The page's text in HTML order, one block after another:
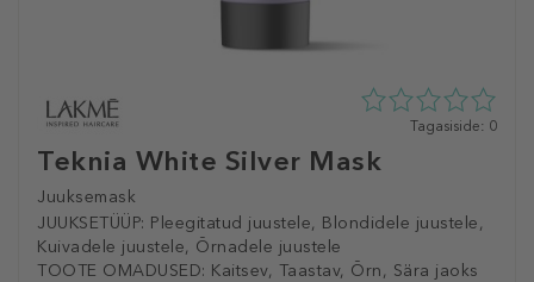
Teknia White Silver Mask
Juuksemask
JUUKSETÜÜP: Pleegitatud juustele, Blondidele juustele,
Kuivadele juustele, Õrnadele juustele
TOOTE OMADUSED: Kaitsev, Taastav, Õrn, Sära jaoks
0
Tagasiside: 0